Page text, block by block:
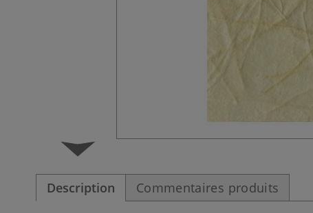
Description Commentaires produits